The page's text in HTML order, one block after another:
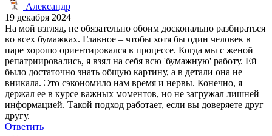
Александр
19 декабря 2024
На мой взгляд, не обязательно обоим досконально разбираться
во всех бумажках. Главное – чтобы хотя бы один человек в
паре хорошо ориентировался в процессе. Когда мы с женой
репатриировались, я взял на себя всю 'бумажную' работу. Ей
было достаточно знать общую картину, а в детали она не
вникала. Это сэкономило нам время и нервы. Конечно, я
держал ее в курсе важных моментов, но не загружал лишней
информацией. Такой подход работает, если вы доверяете друг
другу.
Ответить